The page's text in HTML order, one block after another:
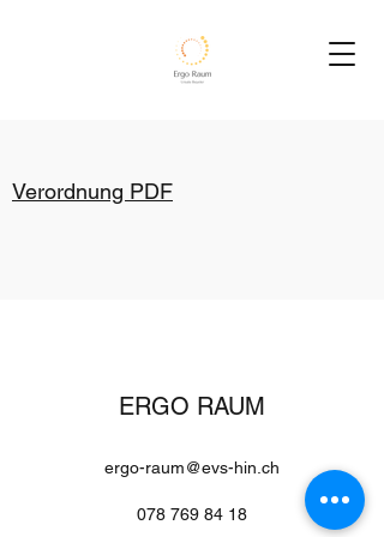
Verordnung PDF
ERGO RAUM
ergo-raum@evs-hin.ch
078 769 84 18